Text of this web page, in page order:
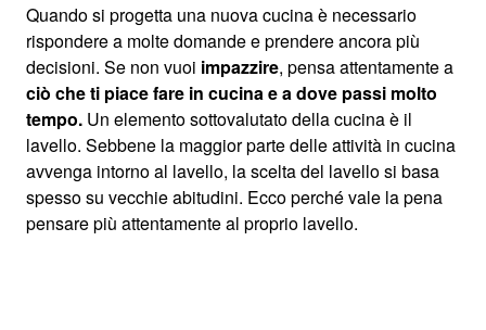
Quando si progetta una nuova cucina è necessario
rispondere a molte domande e prendere ancora più
decisioni. Se non vuoi impazzire, pensa attentamente a
ciò che ti piace fare in cucina e a dove passi molto
tempo. Un elemento sottovalutato della cucina è il
lavello. Sebbene la maggior parte delle attività in cucina
avvenga intorno al lavello, la scelta del lavello si basa
spesso su vecchie abitudini. Ecco perché vale la pena
pensare più attentamente al proprio lavello.